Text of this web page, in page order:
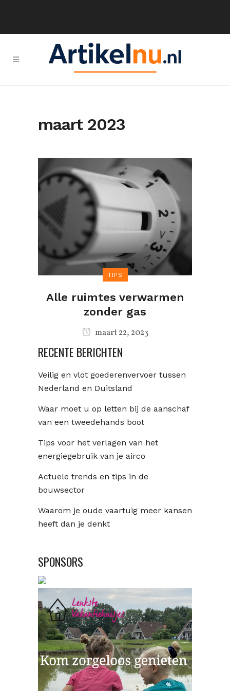
maart 2023
TIPS
Alle ruimtes verwarmen
zonder gas
maart 22, 2023
RECENTE BERICHTEN
Veilig en vlot goederenvervoer tussen
Nederland en Duitsland
Waar moet u op letten bij de aanschaf
van een tweedehands boot
Tips voor het verlagen van het
energiegebruik van je airco
Actuele trends en tips in de
bouwsector
Waarom je oude vaartuig meer kansen
heeft dan je denkt
SPONSORS